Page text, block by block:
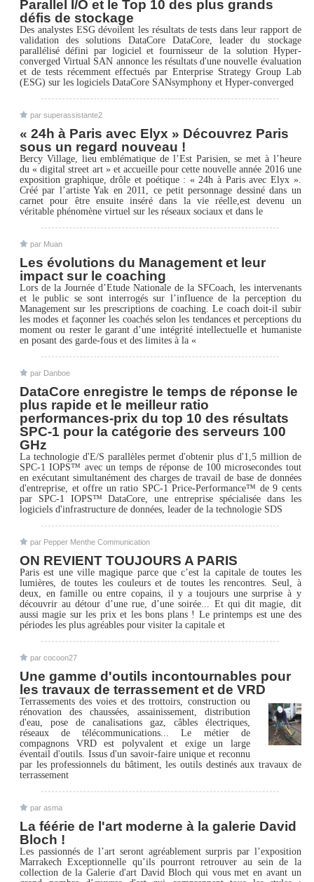
Parallel I/O et le Top 10 des plus grands
défis de stockage
Des analystes ESG dévoilent les résultats de tests dans leur rapport de
validation des solutions DataCore DataCore, leader du stockage
parallélisé défini par logiciel et fournisseur de la solution Hyper-
converged Virtual SAN annonce les résultats d'une nouvelle évaluation
et de tests récemment effectués par Enterprise Strategy Group Lab
(ESG) sur les logiciels DataCore SANsymphony et Hyper-converged
par superassistante2
« 24h à Paris avec Elyx » Découvrez Paris
sous un regard nouveau !
Bercy Village, lieu emblématique de l’Est Parisien, se met à l’heure
du « digital street art » et accueille pour cette nouvelle année 2016 une
exposition graphique, drôle et poétique : « 24h à Paris avec Elyx ».
Créé par l’artiste Yak en 2011, ce petit personnage dessiné dans un
carnet pour être ensuite inséré dans la vie réelle,est devenu un
véritable phénomène virtuel sur les réseaux sociaux et dans le
par Muan
Les évolutions du Management et leur
impact sur le coaching
Lors de la Journée d’Etude Nationale de la SFCoach, les intervenants
et le public se sont interrogés sur l’influence de la perception du
Management sur les prescriptions de coaching. Le coach doit-il subir
les modes et façonner les coachés selon les tendances et perceptions du
moment ou rester le garant d’une intégrité intellectuelle et humaniste
en posant des garde-fous et des limites à la «
par Danboe
DataCore enregistre le temps de réponse le
plus rapide et le meilleur ratio
performances-prix du top 10 des résultats
SPC-1 pour la catégorie des serveurs 100
GHz
La technologie d'E/S parallèles permet d'obtenir plus d'1,5 million de
SPC-1 IOPS™ avec un temps de réponse de 100 microsecondes tout
en exécutant simultanément des charges de travail de base de données
d'entreprise, et offre un ratio SPC-1 Price-Performance™ de 9 cents
par SPC-1 IOPS™ DataCore, une entreprise spécialisée dans les
logiciels d'infrastructure de données, leader de la technologie SDS
par Pepper Menthe Communication
ON REVIENT TOUJOURS A PARIS
Paris est une ville magique parce que c’est la capitale de toutes les
lumières, de toutes les couleurs et de toutes les rencontres. Seul, à
deux, en famille ou entre copains, il y a toujours une surprise à y
découvrir au détour d’une rue, d’une soirée... Et qui dit magie, dit
aussi magie sur les prix et les bons plans ! Le printemps est une des
périodes les plus agréables pour visiter la capitale et
par cocoon27
Une gamme d'outils incontournables pour
les travaux de terrassement et de VRD
Terrassements des voies et des trottoirs, construction ou
rénovation des chaussées, assainissement, distribution
d'eau, pose de canalisations gaz, câbles électriques,
réseaux de télécommunications... Le métier de
compagnons VRD est polyvalent et exige un large
éventail d'outils. Issus d'un savoir-faire unique et reconnu
par les professionnels du bâtiment, les outils destinés aux travaux de
terrassement
par asma
La féérie de l'art moderne à la galerie David
Bloch !
Les passionnés de l’art seront agréablement surpris par l’exposition
Marrakech Exceptionnelle qu’ils pourront retrouver au sein de la
collection de la Galerie d'art David Bloch qui vous met en avant un